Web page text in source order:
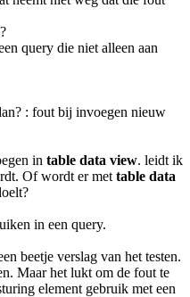
query die niet alleen aan
: fout bij invoegen nieuw
in table data view. leidt ik
Of wordt er met table data
in een query.
beetje verslag van het testen.
Maar het lukt om de fout te
element gebruik met een